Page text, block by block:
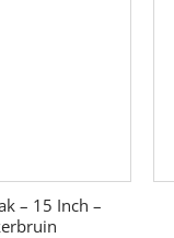
– 15 Inch –